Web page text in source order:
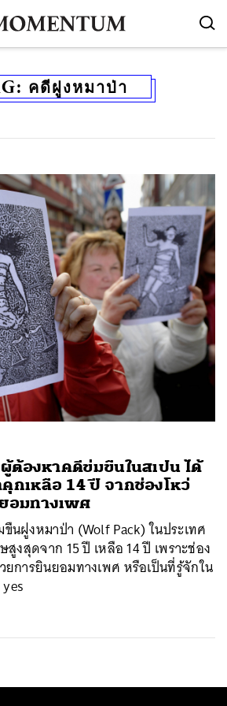
คดีฝูงหมาป่า
ผู้ต้องหาคดีข่มขืนในสเปน ได้
กเหลือ 14 ปี จากช่องโหว่
อมทางเพศ
นฝูงหมาป่า (Wolf Pack) ในประเทศ
งสุดจาก 15 ปี เหลือ 14 ปี เพราะช่อง
การยินยอมทางเพศ หรือเป็นที่รู้จักใน
TWEET LINE EMAIL